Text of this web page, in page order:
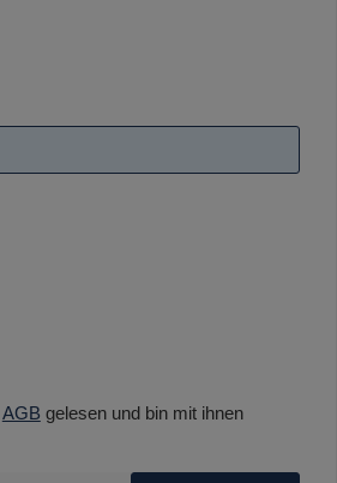
AGB gelesen und bin mit ihnen